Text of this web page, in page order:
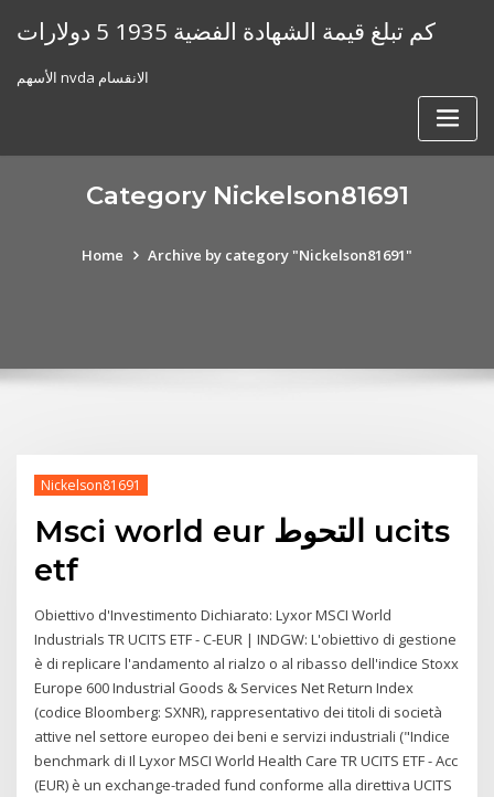
كم تبلغ قيمة الشهادة الفضية 1935 5 دولارات
الأسهم nvda الانقسام
Category Nickelson81691
Home Archive by category "Nickelson81691"
Nickelson81691
Msci world eur التحوط ucits
etf
Obiettivo d'Investimento Dichiarato: Lyxor MSCI World
Industrials TR UCITS ETF - C-EUR | INDGW: L'obiettivo di gestione
è di replicare l'andamento al rialzo o al ribasso dell'indice Stoxx
Europe 600 Industrial Goods & Services Net Return Index
(codice Bloomberg: SXNR), rappresentativo dei titoli di società
attive nel settore europeo dei beni e servizi industriali ("Indice
benchmark di Il Lyxor MSCI World Health Care TR UCITS ETF - Acc
(EUR) è un exchange-traded fund conforme alla direttiva UCITS